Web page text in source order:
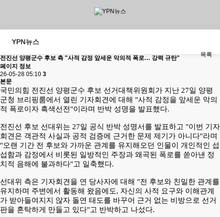
YPN뉴스
목록
전진선 양평군수 후보 측 "사적 감정 앞세운 악의적 폭로… 강력 규탄"
페이지 정보
26-05-28 05:10 3
본문
국민의힘 전진선 양평군수 후보 선거대책위원회가 지난 27일 양평
군청 브리핑룸에서 열린 기자회견에 대해 "사적 감정을 앞세운 악의
적 폭로이자 흑색선전"이라며 반박 성명을 발표했다.
전진선 후보 선대위는 27일 공식 반박 성명서를 발표하고 "이번 기자
회견은 객관적 사실과 공적 검증에 근거한 문제 제기가 아니다"라며
"오랜 기간 전 후보와 가까운 관계를 유지해오던 인물이 개인적인 섭
섭함과 감정에서 비롯된 일방적인 주장과 왜곡된 폭로를 쏟아낸 정
치적 음해에 불과하다"고 일축했다.
선대위 측은 기자회견을 연 당사자에 대해 "전 후보와 친밀한 관계를
유지하며 주변에서 활동해 왔음에도, 자신의 사적 요구와 이해관계
가 받아들여지지 않자 돌연 태도를 바꾸어 근거 없는 비방으로 선거
판을 혼탁하게 만들고 있다"고 반박하고 나섰다.